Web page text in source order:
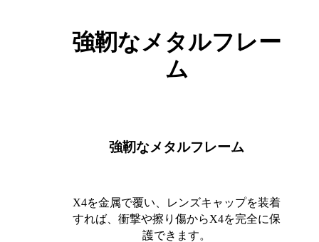
強靭なメタルフレー
ム
強靭なメタルフレーム
X4を金属で覆い、レンズキャップを装着
すれば、衝撃や擦り傷からX4を完全に保
護できます。